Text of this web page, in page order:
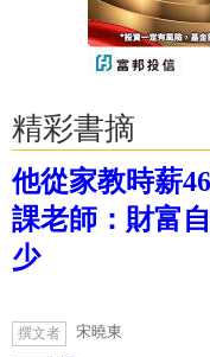
精彩書摘
他從家教時薪
課老師：財富
少
撰文者 宋曉東